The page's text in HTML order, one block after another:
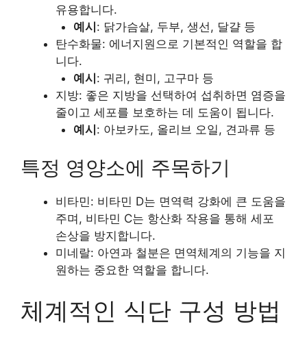
유용합니다.
예시 : 닭가슴살, 두부, 생선, 달걀 등
탄수화물: 에너지원으로 기본적인 역할을 합
니다.
예시 : 귀리, 현미, 고구마 등
지방: 좋은 지방을 선택하여 섭취하면 염증을
줄이고 세포를 보호하는 데 도움이 됩니다.
예시 : 아보카도, 올리브 오일, 견과류 등
특정 영양소에 주목하기
비타민: 비타민 D는 면역력 강화에 큰 도움을
주며, 비타민 C는 항산화 작용을 통해 세포
손상을 방지합니다.
미네랄: 아연과 철분은 면역체계의 기능을 지
원하는 중요한 역할을 합니다.
체계적인 식단 구성 방법